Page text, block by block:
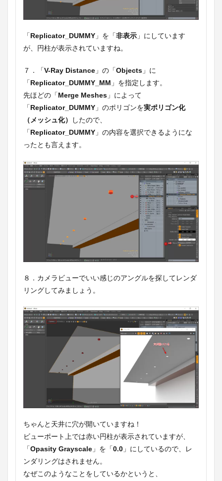
「Replicator_DUMMY 」を「非表示 」にしています
が、円柱が表示されていますね。
７．「V-Ray Distance 」の「Objects 」に
「Replicator_DUMMY_MM 」を指定します。
先ほどの「Merge Meshes 」によって
「Replicator_DUMMY 」のポリゴンを実ポリゴン化
（メッシュ化）
したので、
「Replicator_DUMMY 」の内容を選択できるようにな
ったとも言えます。
８．カメラビューでいい感じのアングルを探してレンダ
リングしてみましょう。
ちゃんと天井に穴が開いていますね！
ビューポート上では赤い円柱が表示されていますが、
「Opasity Grayscale 」を「0.0 」にしているので、レ
ンダリングはされません。
なぜこのようなことをしているかというと、